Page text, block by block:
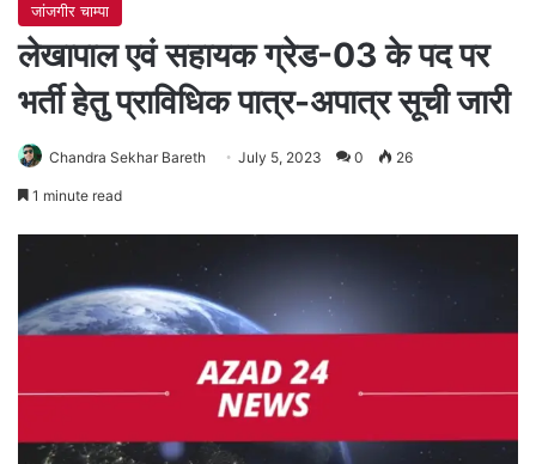
जांजगीर चाम्पा
लेखापाल एवं सहायक ग्रेड-03 के पद पर
भर्ती हेतु प्राविधिक पात्र-अपात्र सूची जारी
Chandra Sekhar Bareth July 5, 2023 0 26
1 minute read